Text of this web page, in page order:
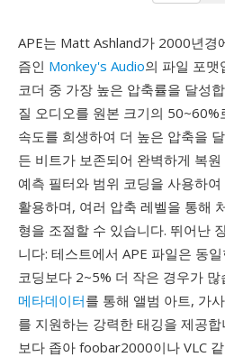
APE는 Matt Ashland가 2000년경
즘인 Monkey's Audio의 파일 포맷
코더 중 가장 높은 압축률을 달성
질 오디오를 원본 크기의
속도를 희생하여 더 높은 압축을
든 비트가 보존되어 완벽하게 복
예측 필터와 범위 코딩을 사용하
활용하며, 여러 압축 레벨을 통해
형을 조절할 수 있습니다. 뛰어난
니다: 테스트에서 APE 파일은 동
코딩보다 2~5% 더 작은 경우가 많
메타데이터를 통해 앨범 아트, 가
를 지원하는 강력한 태깅을 제공
보다 좁아 foobar2000이나 VLC